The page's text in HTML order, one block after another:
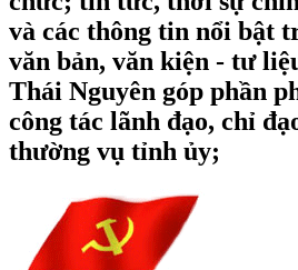
và các thông tin nổi bật
văn bản, văn kiện - tư
Thái Nguyên góp phần
công tác lãnh đạo, chỉ
thường vụ tỉnh ủy;